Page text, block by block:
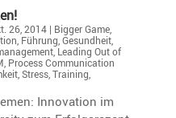
26, 2014| Bigger Game,
Führung Gesundheit,
, Leading Out of
Process Communication
, Stress, Training
Innovation im